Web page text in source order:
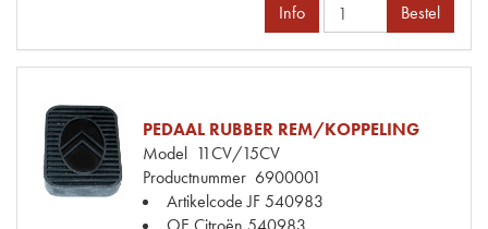
Info Bestel
PEDAAL RUBBER REM/KOPPELING
Model 11CV/15CV
Productnummer 6900001
Artikelcode JF540983